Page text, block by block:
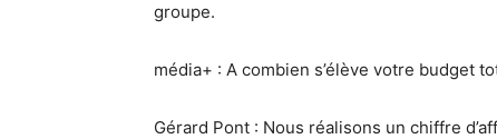
groupe.
média+ : A combien s’élève votre budget
Gérard Pont : Nous réalisons un chiffre